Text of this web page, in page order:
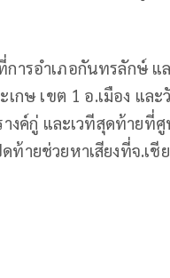
ารอำเภอกันทรลักษ์
เกษ เขต 1 อ.เมือง แ
างค์กู่ และเวทีสุดท้าย
ายช่วยหาเสียงที่จ.เชี